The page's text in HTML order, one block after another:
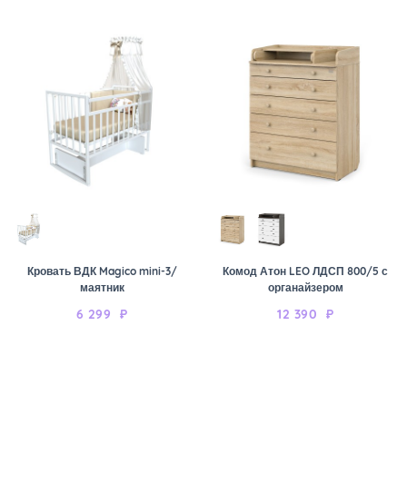
Кровать ВДК Magico mini-3/
маятник
6 299 ₽
Комод Атон LEO ЛДСП 800/5 с
органайзером
12 390 ₽